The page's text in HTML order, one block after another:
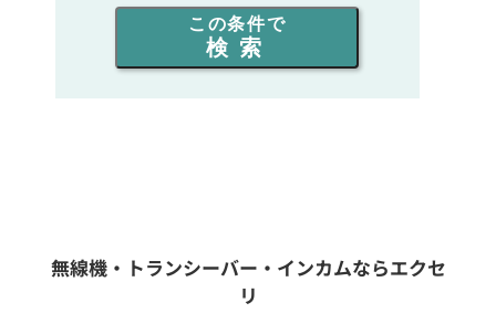
同時通話人数を選ぶ
フリーワード入力(製品名等)
この条件で
検索
無線機・トランシーバー・インカムならエクセ
リ